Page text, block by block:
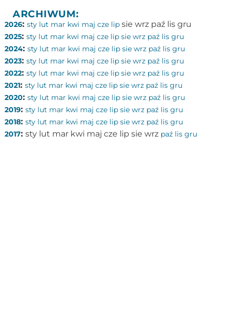
ARCHIWUM:
2026: sty lut mar kwi maj cze lip sie wrz paź lis gru
2025: sty lut mar kwi maj cze lip sie wrz paź lis gru
2024: sty lut mar kwi maj cze lip sie wrz paź lis gru
2023: sty lut mar kwi maj cze lip sie wrz paź lis gru
2022: sty lut mar kwi maj cze lip sie wrz paź lis gru
2021: sty lut mar kwi maj cze lip sie wrz paź lis gru
2020: sty lut mar kwi maj cze lip sie wrz paź lis gru
2019: sty lut mar kwi maj cze lip sie wrz paź lis gru
2018: sty lut mar kwi maj cze lip sie wrz paź lis gru
2017: sty lut mar kwi maj cze lip sie wrz paź lis gru